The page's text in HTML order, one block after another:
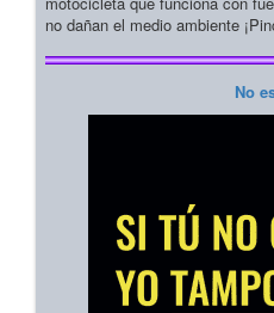
no dañan el medio ambiente
No